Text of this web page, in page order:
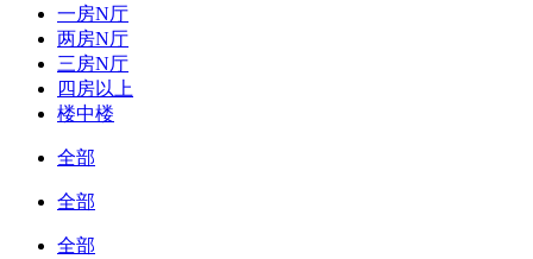
一房N厅
两房N厅
三房N厅
四房以上
楼中楼
全部
全部
全部